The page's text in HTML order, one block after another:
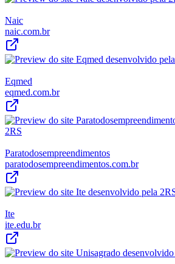
Naic
naic.com.br
Eqmed
eqmed.com.br
Paratodosempreendimentos
paratodosempreendimentos.com.br
Ite
ite.edu.br